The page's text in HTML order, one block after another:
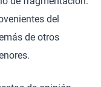
del
de otros